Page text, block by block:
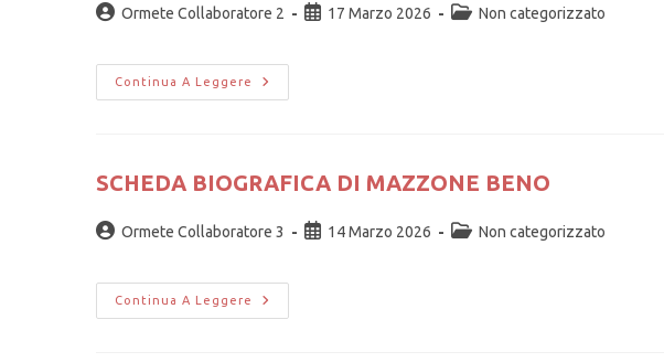
Ormete Collaboratore 2 17 Marzo 2026 Non categorizzato
Continua A Leggere
SCHEDA BIOGRAFICA DI MAZZONE BENO
Ormete Collaboratore 3 14 Marzo 2026 Non categorizzato
Continua A Leggere